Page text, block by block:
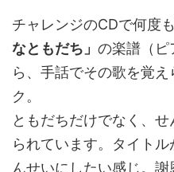
チャレンジのCDで何度
なともだち」 の楽譜（ピ
ら、手話でその歌を覚
ク。
ともだちだけでなく、
られています。タイト
んせいにしたい感じ。謝